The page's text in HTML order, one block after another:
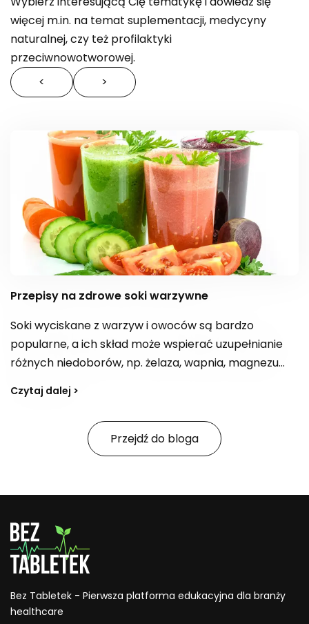
więcej m.in. na temat suplementacji, medycyny
naturalnej, czy też profilaktyki
przeciwnowotworowej.
<
>
Przepisy na zdrowe soki warzywne
Soki wyciskane z warzyw i owoców są bardzo
popularne, a ich skład może wspierać uzupełnianie
różnych niedoborów, np. żelaza, wapnia, magnezu
zależności od kompozycji bywają postrzegane jako
„bomba witaminowa” z witaminami z grupy B,
witaminą E i C. Jak tworzyć przepisy na smaczne,
zdrowe soki i na co zwracać uwagę, jeśli celem jest
toksyn?
Czytaj dalej >
Przejdź do bloga
Bez Tabletek - Pierwsza platforma edukacyjna dla branży
healthcare